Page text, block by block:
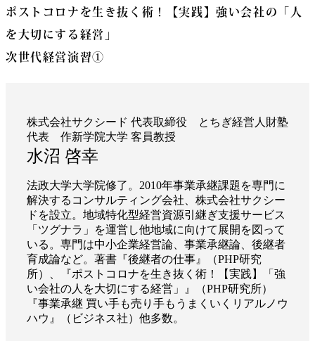
ポストコロナを生き抜く術！【実践】強い会社の「人
を大切にする経営」
次世代経営演習①
株式会社サクシード 代表取締役 とちぎ経営人財塾
代表 作新学院大学 客員教授
水沼 啓幸
法政大学大学院修了。2010年事業承継課題を専門に
解決するコンサルティング会社、株式会社サクシー
ドを設立。地域特化型経営資源引継ぎ支援サービス
「ツグナラ」を運営し他地域に向けて展開を図って
いる。専門は中小企業経営論、事業承継論、後継者
育成論など。著書『後継者の仕事』（PHP研究
所）、『ポストコロナを生き抜く術！【実践】「強
い会社の人を大切にする経営」』（PHP研究所）
『事業承継 買い手も売り手もうまくいくリアルノウ
ハウ』（ビジネス社）他多数。